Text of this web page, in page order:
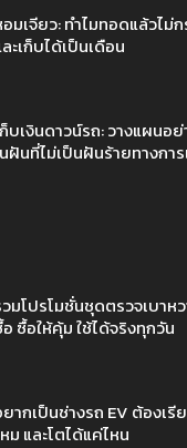
มเจียว: ทำไมทอดแล้วไม่
ะเก็บได้เป็นเดือน
บเงินดาวน์รถ: วางแผนอ
ฝันที่ไม่เป็นฝันร้ายทางการ
มโปรโมชั่นชุดตรวจเบา
ซื้อให้คุ้ม ใช้ได้จริงทุกวัน
ากเป็นช่างรถ EV ต้องเรี
ม และโตได้แค่ไหน